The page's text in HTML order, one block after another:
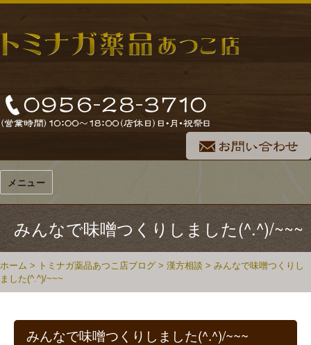
メニュー
みんなで味噌つくりしました(^.^)/~~~
ホーム > トミナガ薬品あつこ店ブログ > 漢方相談 > みんなで味噌つくりし
ました(^.^)/~~~
みんなで味噌つくりしました(^.^)/~~~